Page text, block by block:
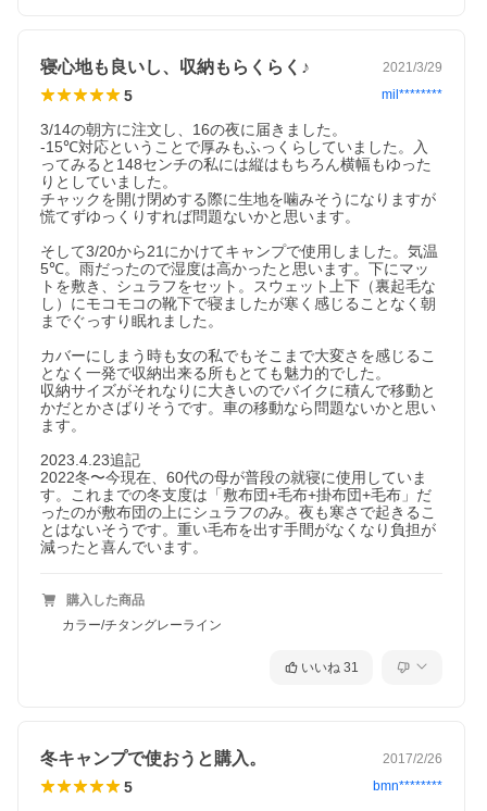
寝心地も良いし、収納もらくらく♪ 2021/3/29
5 mil********
3/14の朝方に注文し、16の夜に届きました。
-15℃対応ということで厚みもふっくらしていました。入
ってみると148センチの私には縦はもちろん横幅もゆった
りとしていました。
チャックを開け閉めする際に生地を噛みそうになりますが
慌てずゆっくりすれば問題ないかと思います。
そして3/20から21にかけてキャンプで使用しました。気温
5℃。雨だったので湿度は高かったと思います。下にマッ
トを敷き、シュラフをセット。スウェット上下（裏起毛な
し）にモコモコの靴下で寝ましたが寒く感じることなく朝
までぐっすり眠れました。
カバーにしまう時も女の私でもそこまで大変さを感じるこ
となく一発で収納出来る所もとても魅力的でした。
収納サイズがそれなりに大きいのでバイクに積んで移動と
かだとかさばりそうです。車の移動なら問題ないかと思い
ます。
2023.4.23追記
2022冬〜今現在、60代の母が普段の就寝に使用していま
す。これまでの冬支度は「敷布団+毛布+掛布団+毛布」だ
ったのが敷布団の上にシュラフのみ。夜も寒さで起きるこ
とはないそうです。重い毛布を出す手間がなくなり負担が
減ったと喜んでいます。
購入した商品
カラー/チタングレーライン
いいね 31
冬キャンプで使おうと購入。 2017/2/26
5 bmn********